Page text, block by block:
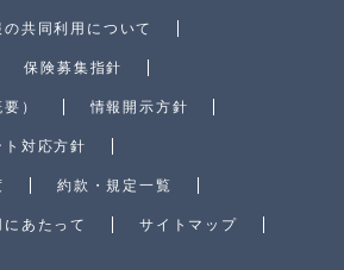
共同利用について
保険募集指針
） 情報開示方針
対応方針
約款・規定一覧
あたって サイトマップ